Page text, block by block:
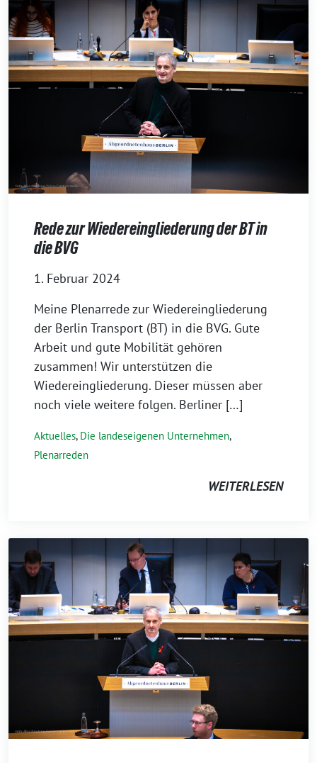
Rede zur Wiedereingliederung der BT in
die BVG
1. Februar 2024
Meine Plenarrede zur Wiedereingliederung
der Berlin Transport (BT) in die BVG. Gute
Arbeit und gute Mobilität gehören
zusammen! Wir unterstützen die
Wiedereingliederung. Dieser müssen aber
noch viele weitere folgen. Berliner […]
Aktuelles, Die landeseigenen Unternehmen,
Plenarreden
WEITERLESEN